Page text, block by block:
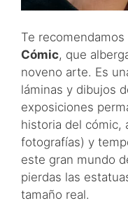
Te
Cómic, que
noveno arte. Es
láminas y dibujos
exposiciones
historia del cómic,
fotografías) y
este gran mundo
pierdas las
tamaño real.